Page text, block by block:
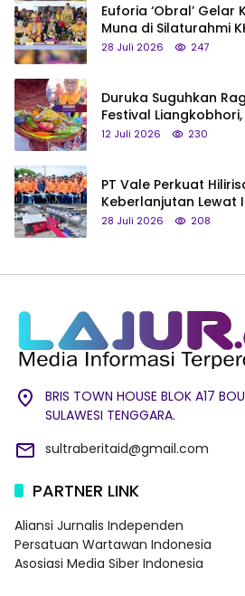
Euforia ‘Obral’
Muna di Silaturahmi
Saya Bukan Tipe
28 Juli 2026 247
Duruka Suguhkan
Festival
hingga Tumpeng
12 Juli 2026 230
PT Vale Perkuat
Keberlanjutan Lewat
28 Juli 2026 208
BRIS TOWN HOUSE BLOK A17
SULAWESI TENGGARA.
sultraberitaid@gmail.com
PARTNER LINK
Aliansi Jurnalis Independen
Persatuan Wartawan Indonesia
Asosiasi Media Siber Indonesia